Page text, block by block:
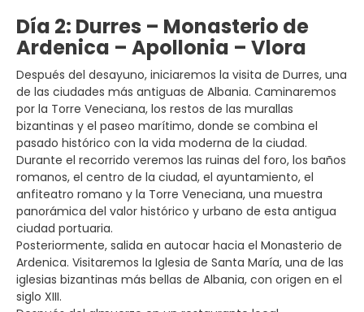
Día 2: Durres – Monasterio de
Ardenica – Apollonia – Vlora
Después del desayuno, iniciaremos la visita de Durres, una
de las ciudades más antiguas de Albania. Caminaremos
por la Torre Veneciana, los restos de las murallas
bizantinas y el paseo marítimo, donde se combina el
pasado histórico con la vida moderna de la ciudad.
Durante el recorrido veremos las ruinas del foro, los baños
romanos, el centro de la ciudad, el ayuntamiento, el
anfiteatro romano y la Torre Veneciana, una muestra
panorámica del valor histórico y urbano de esta antigua
ciudad portuaria.
Posteriormente, salida en autocar hacia el Monasterio de
Ardenica. Visitaremos la Iglesia de Santa María, una de las
iglesias bizantinas más bellas de Albania, con origen en el
siglo XIII.